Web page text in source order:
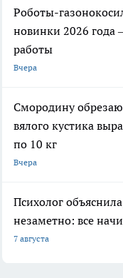
Роботы-
новинки 2026 года
работы
Вчера
Смородину
вялого кустика
по 10 кг
Вчера
Психолог
незаметно: все
7 августа